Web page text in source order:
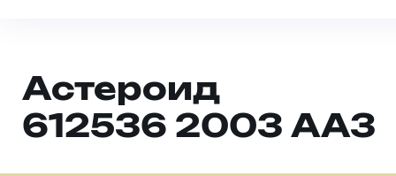
Астероид
612536 2003 AA3